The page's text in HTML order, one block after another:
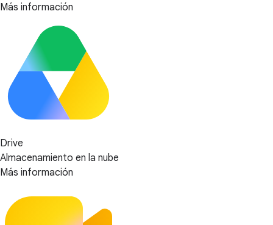
Más información
Drive
Almacenamiento en la nube
Más información